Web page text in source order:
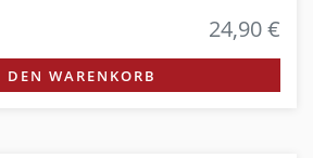
24,90 €
DEN WARENKORB